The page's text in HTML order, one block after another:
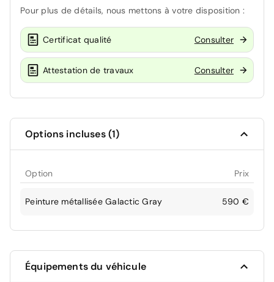
Pour plus de détails, nous mettons à votre disposition :
Certificat qualité Consulter
Attestation de travaux Consulter
Options incluses (1)
Option Prix
Peinture métallisée Galactic Gray 590 €
Équipements du véhicule